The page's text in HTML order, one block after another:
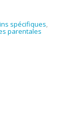
spécifiques,
parentales